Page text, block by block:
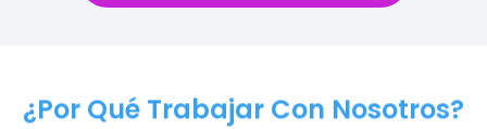
¿Por Qué Trabajar Con Nosotros?